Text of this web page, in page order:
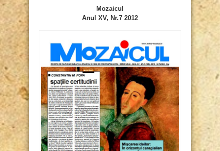
Mozaicul
Anul XV, Nr.7 2012